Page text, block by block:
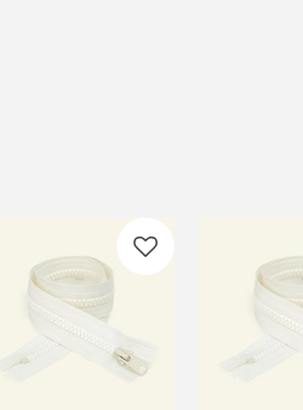
Lägg till i favoriter